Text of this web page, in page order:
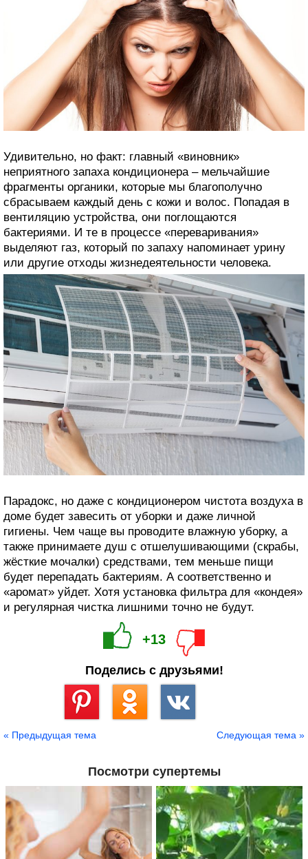
Удивительно, но факт: главный «виновник»
неприятного запаха кондиционера – мельчайшие
фрагменты органики, которые мы благополучно
сбрасываем каждый день с кожи и волос. Попадая в
вентиляцию устройства, они поглощаются
бактериями. И те в процессе «переваривания»
выделяют газ, который по запаху напоминает урину
или другие отходы жизнедеятельности человека.
Парадокс, но даже с кондиционером чистота воздуха в
доме будет завесить от уборки и даже личной
гигиены. Чем чаще вы проводите влажную уборку, а
также принимаете душ с отшелушивающими (скрабы,
жёсткие мочалки) средствами, тем меньше пищи
будет перепадать бактериям. А соответственно и
«аромат» уйдет. Хотя установка фильтра для «кондея»
и регулярная чистка лишними точно не будут.
+13
Поделись с друзьями!
« Предыдущая тема Следующая тема »
Посмотри супертемы